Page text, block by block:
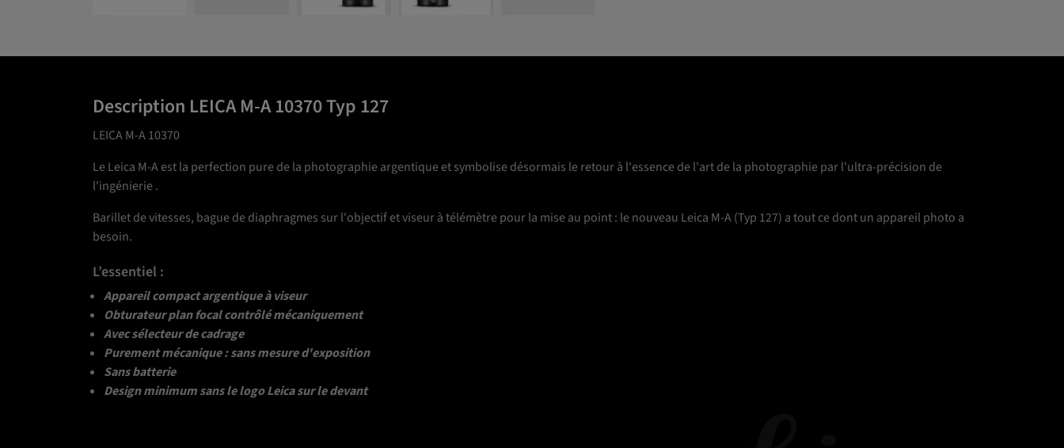
Description LEICA M-A 10370 Typ 127
LEICA M-A 10370
Le Leica M-A est la perfection pure de la photographie argentique et symbolise désormais le retour à l'essence de l'art de la photographie par l'ultra-précision de
l'ingénierie .
Barillet de vitesses, bague de diaphragmes sur l'objectif et viseur à télémètre pour la mise au point : le nouveau Leica M-A (Typ 127) a tout ce dont un appareil photo a
besoin.
L’essentiel :
Appareil compact argentique à viseur
Obturateur plan focal contrôlé mécaniquement
Avec sélecteur de cadrage
Purement mécanique : sans mesure d'exposition
Sans batterie
Design minimum sans le logo Leica sur le devant